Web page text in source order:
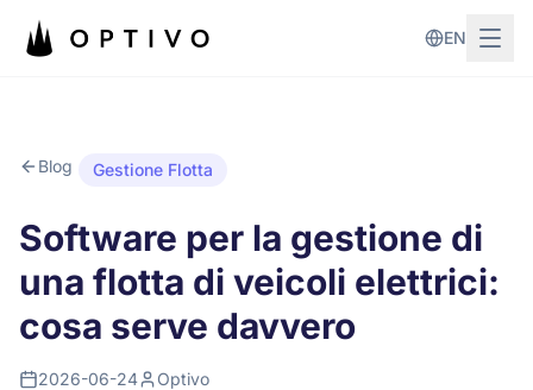
EN
Blog Gestione Flotta
Software per la gestione di
una flotta di veicoli elettrici:
cosa serve davvero
2026-06-24 Optivo